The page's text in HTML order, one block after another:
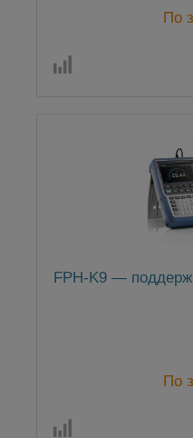
По
FPH-K9 —
По